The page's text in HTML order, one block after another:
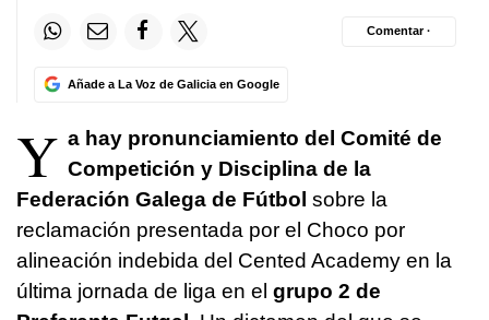
Añade a La Voz de Galicia en Google
Comentar ·
Y a hay pronunciamiento del Comité de
Competición y Disciplina de la
Federación Galega de Fútbol sobre la
reclamación presentada por el Choco por
alineación indebida del Cented Academy en la
última jornada de liga en el grupo 2 de